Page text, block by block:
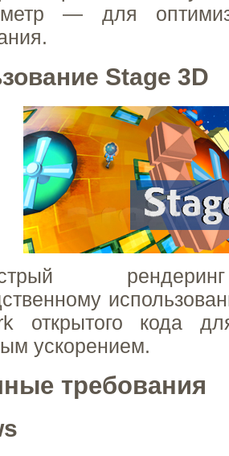
— для
Stage 3D
открытого кода
ускорением.
требования